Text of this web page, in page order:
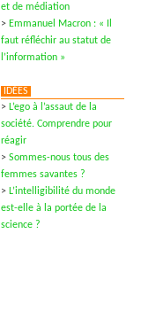
et de médiation
> Emmanuel Macron : « Il
faut réfléchir au statut de
l’information »
IDÉES
> L’ego à l’assaut de la
société. Comprendre pour
réagir
> Sommes-nous tous des
femmes savantes ?
> L’intelligibilité du monde
est-elle à la portée de la
science ?